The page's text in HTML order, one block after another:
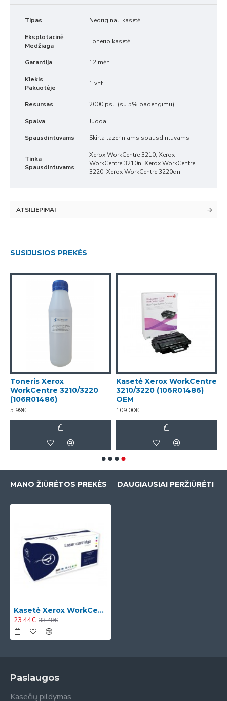
Tipas Neoriginali kasetė
Eksplotacinė
Medžiaga
Tonerio kasetė
Garantija 12 mėn
Kiekis
Pakuotėje
1 vnt
Resursas 2000 psl. (su 5% padengimu)
Spalva Juoda
Spausdintuvams Skirta lazeriniams spausdintuvams
Tinka
Spausdintuvams
Xerox WorkCentre 3210, Xerox
WorkCentre 3210n, Xerox WorkCentre
3220, Xerox WorkCentre 3220dn
ATSILIEPIMAI
SUSIJUSIOS PREKĖS
Toneris Xerox
WorkCentre 3210/3220
(106R01486)
5.99€
Kasetė Xerox WorkCentre
3210/3220 (106R01486)
OEM
109.00€
MANO ŽIŪRĖTOS PREKĖS DAUGIAUSIAI PERŽIŪRĖTI
Kasetė Xerox WorkCentre 3210/3220 (106R01485)
23.44€ 33.48€
Paslaugos
Kasečių pildymas